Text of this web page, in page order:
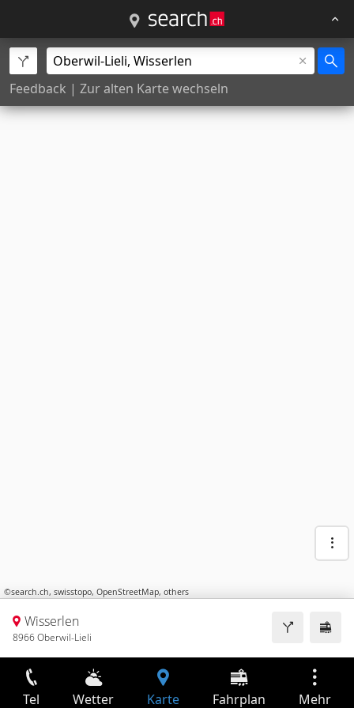
Feedback | Zur alten Karte wechseln
©search.ch, swisstopo, OpenStreetMap, others
Wisserlen
8966 Oberwil-Lieli
Tel Wetter Karte Fahrplan Mehr